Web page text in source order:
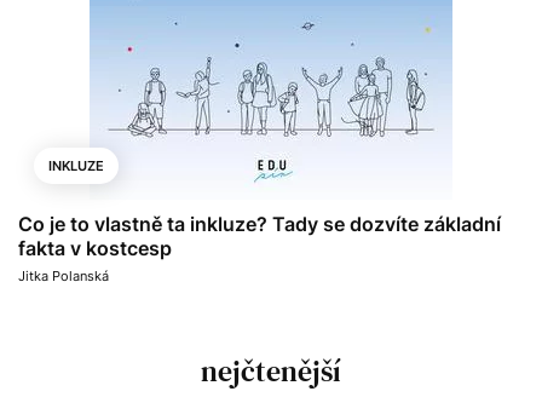
INKLUZE
Co je to vlastně ta inkluze? Tady se dozvíte základní
fakta v kostcesp
Jitka Polanská
nejčtenější